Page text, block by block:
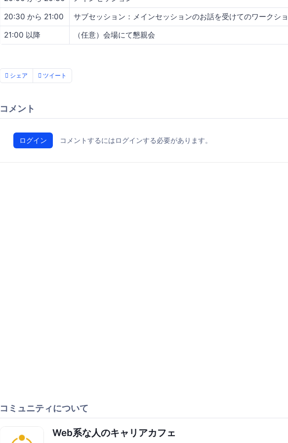
20:30 から 21:00
サブセッション：メインセッションのお話を受けてのワークシ
21:00 以降
（任意）会場にて懇親会
シェア ツイート
コメント
ログイン コメントするにはログインする必要があります。
コミュニティについて
Web系な人のキャリアカフェ